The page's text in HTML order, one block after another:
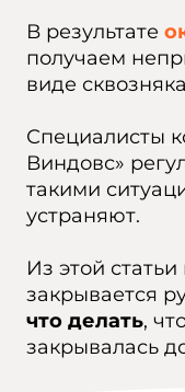
В результате
получаем
виде
Специалисты
Виндовс»
такими
устраняют.
Из этой
закрывается
что делать,
закрывалась